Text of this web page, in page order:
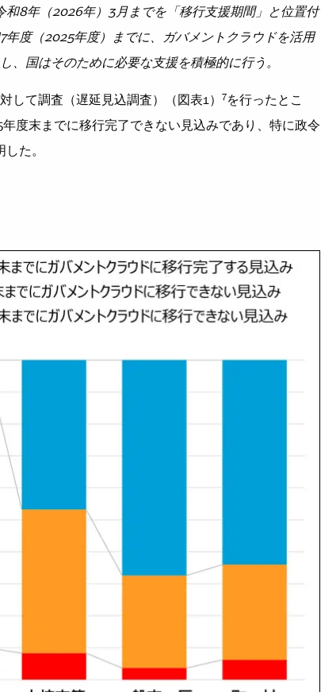
8年（2026年）3月までを「移行支援期間」と位置付
度（2025年度）までに、ガバメントクラウドを活用
、国はそのために必要な支援を積極的に行う。
て調査（遅延見込調査）（図表1） 7を行ったとこ
度末までに移行完了できない見込みであり、特に政令
た。